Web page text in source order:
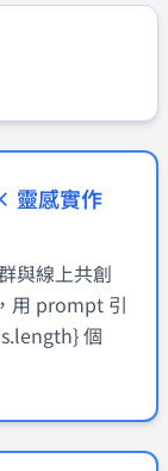
靈感實作
與線上共創
用 prompt 引
個